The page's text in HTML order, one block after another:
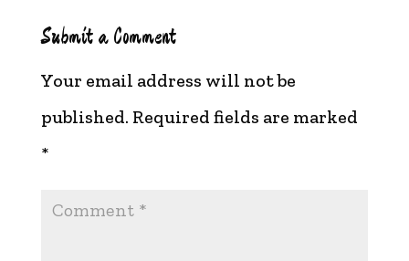
Submit a Comment
Your email address will not be
published. Required fields are marked
*